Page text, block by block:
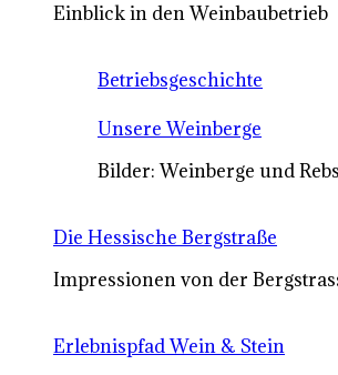
Einblick in den Weinbaubetrieb
Betriebsgeschichte
Unsere Weinberge
Bilder: Weinberge und
Die Hessische Bergstraße
Impressionen von der
Erlebnispfad Wein & Stein